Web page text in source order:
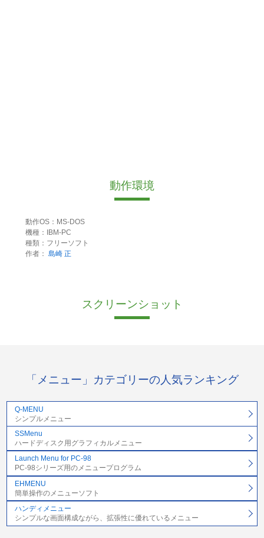
動作環境
動作OS：MS-DOS
機種：IBM-PC
種類：フリーソフト
作者： 島崎 正
スクリーンショット
「メニュー」カテゴリーの人気ランキング
Q-MENU
シンプルメニュー
SSMenu
ハードディスク用グラフィカルメニュー
Launch Menu for PC-98
PC-98シリーズ用のメニュープログラム
EHMENU
簡単操作のメニューソフト
ハンディメニュー
シンプルな画面構成ながら、拡張性に優れているメニュー